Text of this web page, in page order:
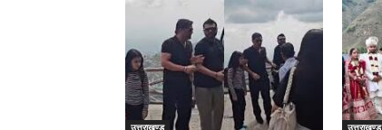
उत्तराखण्ड उत्तराखण्ड